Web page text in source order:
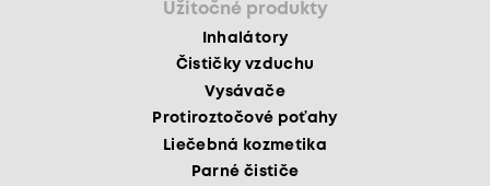
Užitočné produkty
Inhalátory
Čističky vzduchu
Vysávače
Protiroztočové poťahy
Liečebná kozmetika
Parné čističe